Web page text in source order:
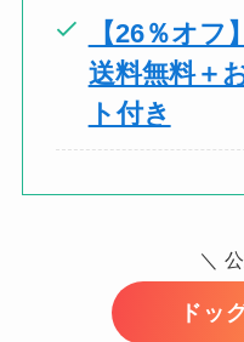
【26％オフ
送料無料＋
ト付き
＼
ドッ